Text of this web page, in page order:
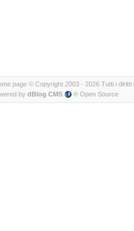
page © Copyright 2003 - 2026 Tutti i diritti
by dBlog CMS ® Open Source